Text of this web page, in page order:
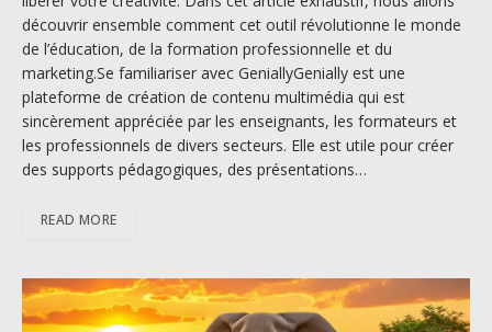
découvrir ensemble comment cet outil révolutionne le monde
de l’éducation, de la formation professionnelle et du
marketing.Se familiariser avec GeniallyGenially est une
plateforme de création de contenu multimédia qui est
sincèrement appréciée par les enseignants, les formateurs et
les professionnels de divers secteurs. Elle est utile pour créer
des supports pédagogiques, des présentations…
READ MORE